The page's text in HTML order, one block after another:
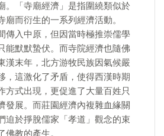
。「寺廟經濟」是指圍繞類似於
廟而衍生的一系列經濟活動。
傳入中原，但因當時極推崇儒學
能默默蟄伏。而寺院經濟也隨佛
漢末年，北方游牧民族因氣候嚴
，這激化了矛盾，使得西漢時期
方式出現，更促進了大量百姓只
發展。而莊園經濟內複雜血緣關
迫於掙脫儒家「孝道」觀念的束
教的產生。